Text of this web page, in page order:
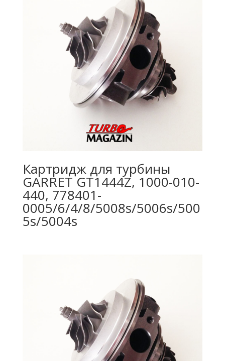
Картридж для турбины
GARRET GT1444Z, 1000-010-
440, 778401-
0005/6/4/8/5008s/5006s/500
5s/5004s